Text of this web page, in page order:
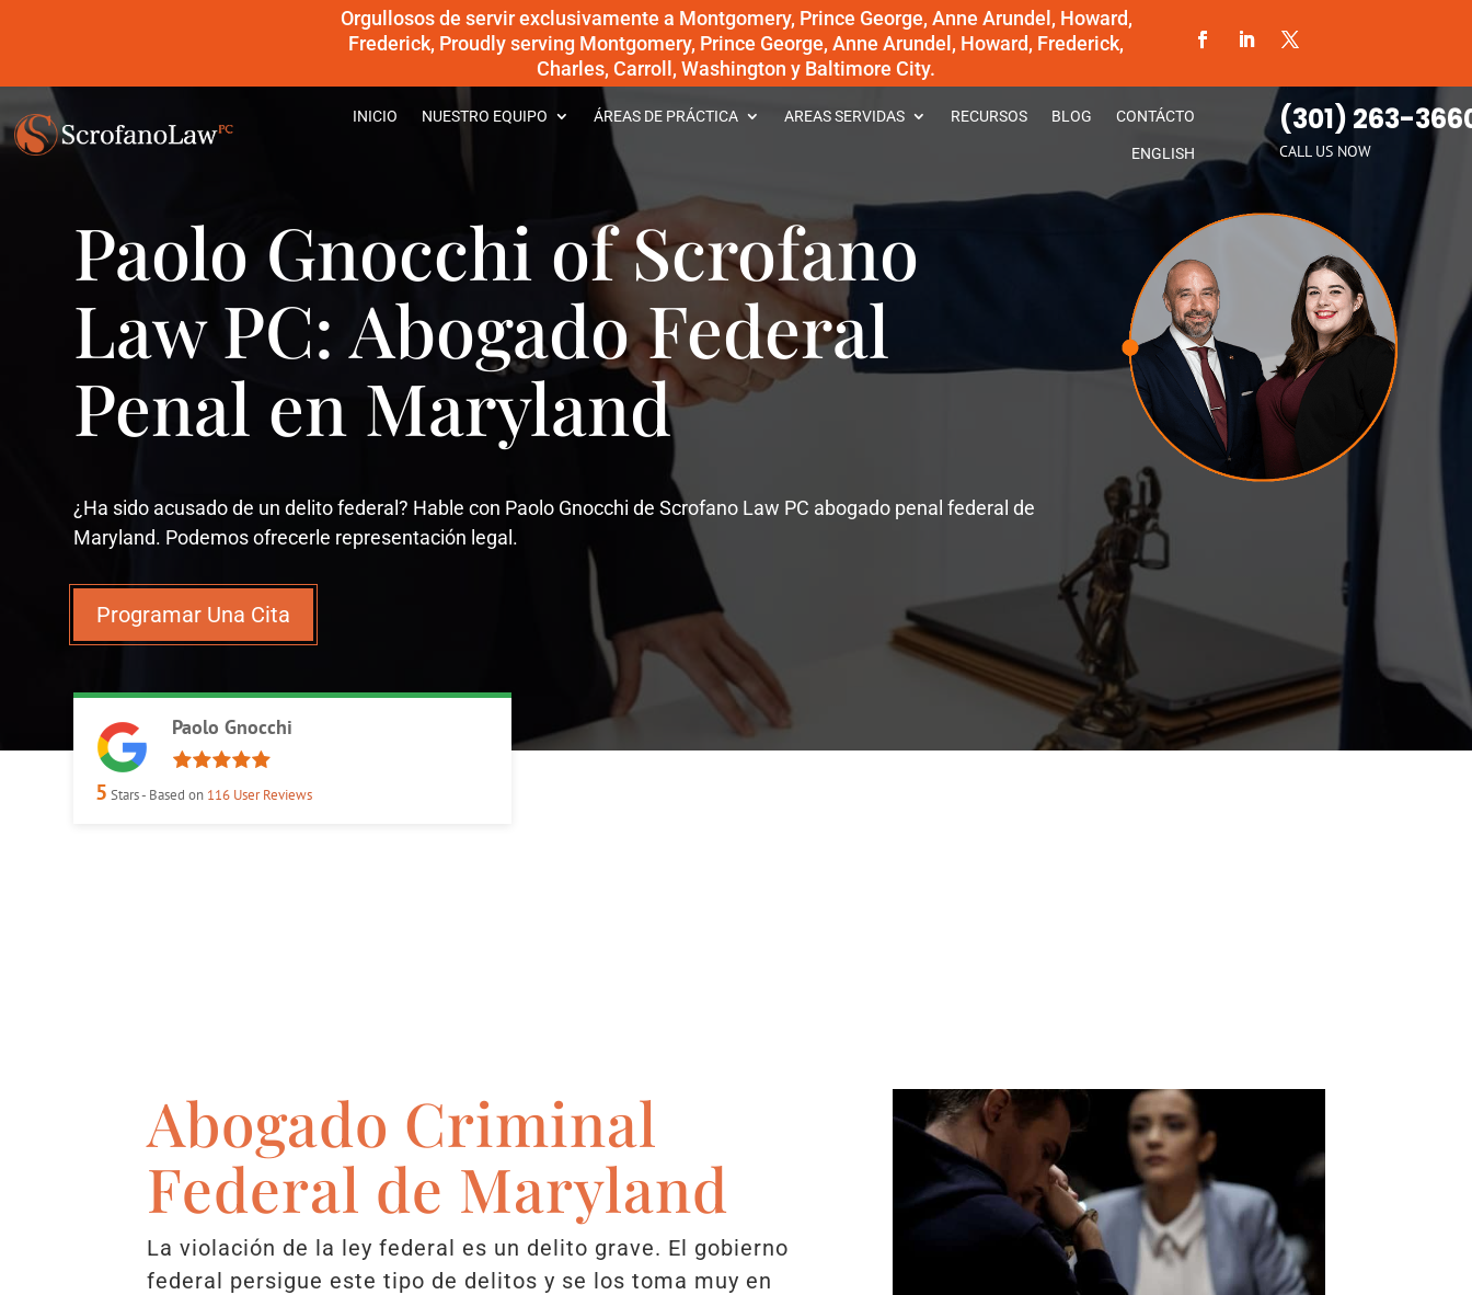
Orgullosos de servir exclusivamente a Montgomery, Prince George, Anne Arundel, Howard,
Frederick, Proudly serving Montgomery, Prince George, Anne Arundel, Howard, Frederick,
Charles, Carroll, Washington y Baltimore City.
INICIO NUESTRO EQUIPO ÁREAS DE PRÁCTICA AREAS SERVIDAS RECURSOS BLOG CONTÁCTO
ENGLISH
(301) 263-
CALL US NOW
Paolo Gnocchi of Scrofano
Law PC: Abogado Federal
Penal en Maryland
¿Ha sido acusado de un delito federal? Hable con Paolo Gnocchi de Scrofano Law PC abogado penal federal de
Maryland. Podemos ofrecerle representación legal.
Programar Una Cita
Paolo Gnocchi
5 Stars - Based on 116 User Reviews
Abogado Criminal
Federal de Maryland
La violación de la ley federal es un delito grave. El gobierno
federal persigue este tipo de delitos y se los toma muy en